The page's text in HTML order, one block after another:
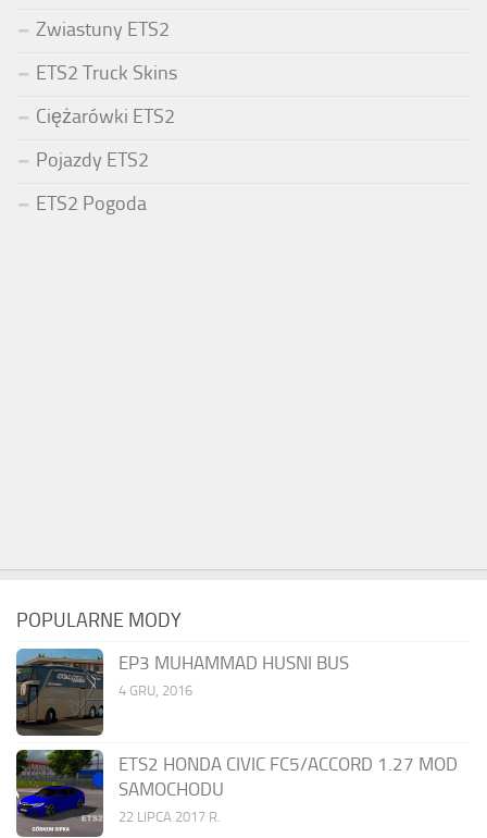
Zwiastuny ETS2
ETS2 Truck Skins
Ciężarówki ETS2
Pojazdy ETS2
ETS2 Pogoda
POPULARNE MODY
EP3 MUHAMMAD HUSNI BUS
4 GRU, 2016
ETS2 HONDA CIVIC FC5/ACCORD 1.27 MOD
SAMOCHODU
22 LIPCA 2017 R.